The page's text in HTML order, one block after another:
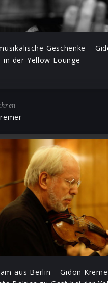
Geschenke –
in der Yellow Lounge
aus Berlin – Gidon